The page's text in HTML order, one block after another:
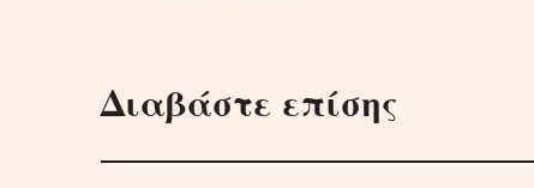
Διαβάστε επίσης